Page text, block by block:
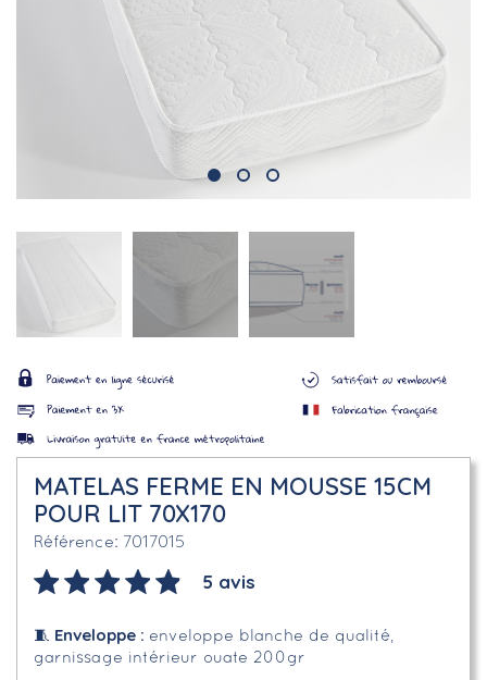
MATELAS FERME EN MOUSSE 15CM
POUR LIT 70X170
Référence 7017015
5 avis
🧵 Enveloppe : enveloppe blanche de qualité,
garnissage intérieur ouate 200gr